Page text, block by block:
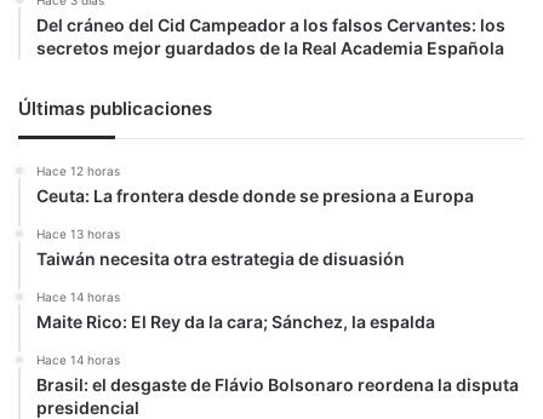
Del cráneo del Cid Campeador a los falsos Cervantes: los
secretos mejor guardados de la Real Academia Española
Últimas publicaciones
Hace 12 horas
Ceuta: La frontera desde donde se presiona a Europa
Hace 13 horas
Taiwán necesita otra estrategia de disuasión
Hace 14 horas
Maite Rico: El Rey da la cara; Sánchez, la espalda
Hace 14 horas
Brasil: el desgaste de Flávio Bolsonaro reordena la disputa
presidencial